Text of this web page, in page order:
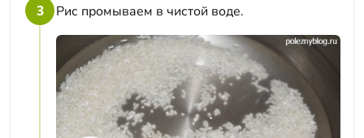
3 Рис промываем в чистой воде.